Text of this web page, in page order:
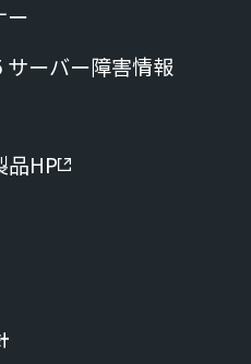
ー
ーバー障害情報
品HP